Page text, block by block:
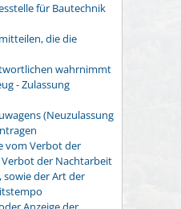
für Bautechnik
die die
wahrnimmt
- Zulassung
(Neuzulassung
vom Verbot der
der Nachtarbeit
sowie der Art der